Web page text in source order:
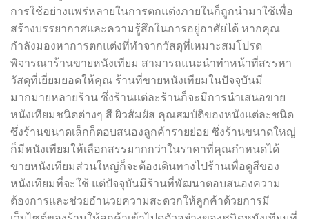
การใช้อย่างแพร่หลายในการตกแต่งภายในก็ถูกนำมาใช้เพื่อ
สร้างบรรยากาศและความรู้สึกในการอยู่อาศัยได้ หากคุณ
กำลังมองหาการตกแต่งที่ทำจากวัสดุที่เหมาะสมโปรด
พิจารณาร้านขายหนังเทียม สามารถแนะนำทำหน้าที่สรรหา
วัสดุที่เยี่ยมยอดให้คุณ ร้านที่ขายหนังเทียมในปัจจุบันมี
มากมายหลายร้าน ซึ่งร้านแต่ละร้านก็จะมีการนำเสนอขาย
หนังเทียมชนิดต่างๆ สี ผิวสัมผัส คุณสมบัติของหนังแต่ละชนิด
ซึ่งร้านขนาดเล็กก็ตอบสนองลูกค้ารายย่อย ซึ่งร้านขนาดใหญ่
ก็มีหนังเทียมให้เลือกสรรมากกว่าในราคาที่คุณกำหนดได้
ขายหนังเทียมส่วนใหญ่ก็จะต้องเดินทางไปร้านเพื่อดูสีของ
หนังเทียมที่จะใช้ แต่ปัจจุบันมีร้านที่พัฒนาตอบสนองความ
ต้องการและช่วยอำนวยความสะดวกให้ลูกค้าด้วยการมี